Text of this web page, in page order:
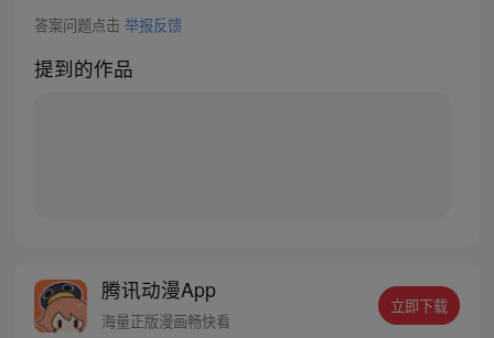
答案问题点击 举报反馈
提到的作品
腾讯动漫App
海量正版漫画畅快看
立即下载